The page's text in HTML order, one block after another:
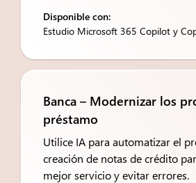
Disponible con:
Estudio Microsoft 365 Copilot y
Banca – Modernizar los
préstamo
Utilice IA para automatizar el
creación de notas de crédito
mejor servicio y evitar errores.